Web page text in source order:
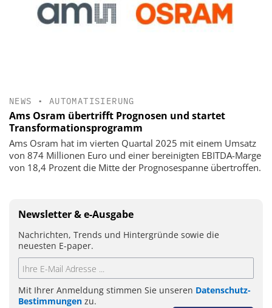
NEWS • AUTOMATISIERUNG
Ams Osram übertrifft Prognosen und startet
Transformationsprogramm
Ams Osram hat im vierten Quartal 2025 mit einem Umsatz
von 874 Millionen Euro und einer bereinigten EBITDA-Marge
von 18,4 Prozent die Mitte der Prognosespanne übertroffen.
Newsletter & e-Ausgabe
Nachrichten, Trends und Hintergründe sowie die
neuesten E-paper.
Mit Ihrer Anmeldung stimmen Sie unseren Datenschutz-
Bestimmungen zu.